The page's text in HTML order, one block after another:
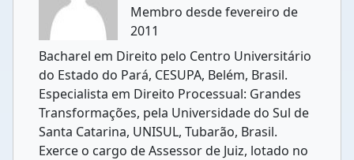
Membro desde fevereiro de
2011
Bacharel em Direito pelo Centro Universitário
do Estado do Pará, CESUPA, Belém, Brasil.
Especialista em Direito Processual: Grandes
Transformações, pela Universidade do Sul de
Santa Catarina, UNISUL, Tubarão, Brasil.
Exerce o cargo de Assessor de Juiz, lotado no